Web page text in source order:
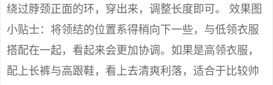
绕过脖颈正面的环，穿出来，调整长度即可。 效果图
小贴士：将领结的位置系得稍向下一些，与低领衣服
搭配在一起，看起来会更加协调。如果是高领衣服，
配上长裤与高跟鞋，看上去清爽利落，适合于比较帅